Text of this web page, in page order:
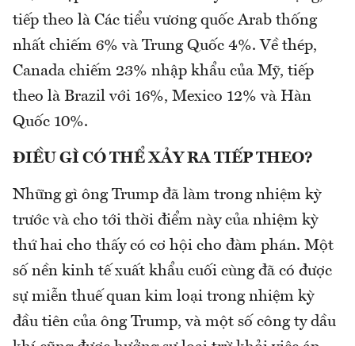
tiếp theo là Các tiểu vương quốc Arab thống
nhất chiếm 6% và Trung Quốc 4%. Về thép,
Canada chiếm 23% nhập khẩu của Mỹ, tiếp
theo là Brazil với 16%, Mexico 12% và Hàn
Quốc 10%.
ĐIỀU GÌ CÓ THỂ XẢY RA TIẾP THEO?
Những gì ông Trump đã làm trong nhiệm kỳ
trước và cho tới thời điểm này của nhiệm kỳ
thứ hai cho thấy có cơ hội cho đàm phán. Một
số nền kinh tế xuất khẩu cuối cùng đã có được
sự miễn thuế quan kim loại trong nhiệm kỳ
đầu tiên của ông Trump, và một số công ty dầu